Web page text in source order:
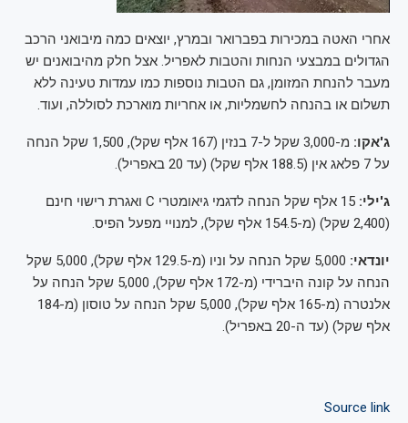
אחרי האטה במכירות בפברואר ובמרץ, יוצאים כמה מיבואני הרכב
הגדולים במבצעי הנחות והטבות לאפריל. אצל חלק מהיבואנים יש
מעבר להנחת המזומן, גם הטבות נוספות כמו עמדות טעינה ללא
תשלום או בהנחה לחשמליות, או אחריות מוארכת לסוללה, ועוד.
ג'אקו:
מ-3,000 שקל ל-7 בנזין (167 אלף שקל), 1,500 שקל הנחה
על 7 פלאג אין (188.5 אלף שקל) (עד 20 באפריל).
ג'ילי:
15 אלף שקל הנחה לדגמי גיאומטרי C ואגרת רישוי חינם
(2,400 שקל) (מ-154.5 אלף שקל), למנויי מפעל הפיס.
יונדאי:
5,000 שקל הנחה על וניו (מ-129.5 אלף שקל), 5,000 שקל
הנחה על קונה היברידי (מ-172 אלף שקל), 5,000 שקל הנחה על
אלנטרה (מ-165 אלף שקל), 5,000 שקל הנחה על טוסון (מ-184
אלף שקל) (עד ה-20 באפריל).
Source link